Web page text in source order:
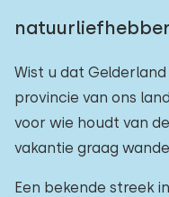
Wist u dat
provincie van ons
voor wie houdt van
vakantie graag
Een bekende streek